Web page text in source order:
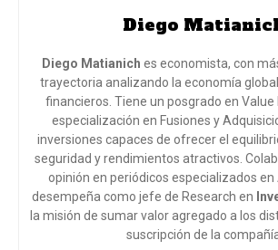
Diego
Diego Matianich es economista, con
trayectoria analizando la economía
financieros. Tiene un posgrado en Value
especialización en Fusiones y
inversiones capaces de ofrecer el
seguridad y rendimientos atractivos.
opinión en periódicos especializados
desempeña como jefe de Research en
la misión de sumar valor agregado a los
suscripción de la